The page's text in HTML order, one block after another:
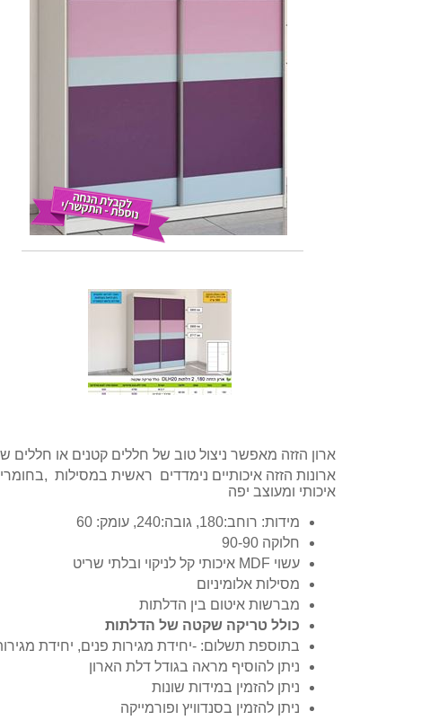
ארון הזזה מאפשר ניצול טוב של חללים קטנים או
ארונות הזזה איכותיים נימדדים ראשית במסילות
איכותי ומעוצב יפה
מידות: רוחב:180, גובה:240, עומק: 60
חלוקה 90-90
עשוי MDF איכותי קל לניקוי ובלתי שריט
מסילות אלומיניום
מברשות איטום בין הדלתות
כולל טריקה שקטה של הדלתות
בתוספת תשלום: -יחידת מגירות פנים, יחידת
ניתן להוסיף מראה בגודל דלת הארון
ניתן להזמין במידות שונות
ניתן להזמין בסנדוויץ ופורמייקה